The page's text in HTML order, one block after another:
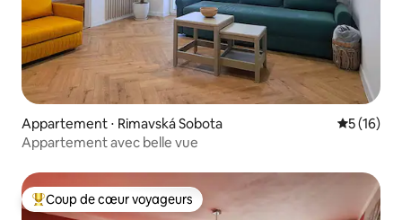
Appartement ⋅ Rimavská Sobota
5 (16)
Appartement avec belle vue
Coups de cœur voyageurs les plus appréciés
Coup de cœur voyageurs